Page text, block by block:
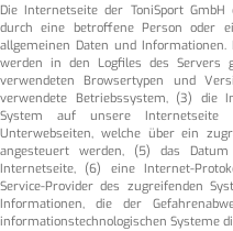
Die Internetseite der ToniSport
durch eine betroffene Person oder
allgemeinen Daten und
werden in den Logfiles des Servers
verwendeten Browsertypen und
verwendete Betriebssystem, (3) die
System auf unsere Internetseite
Unterwebseiten, welche über ein
angesteuert werden, (5) das
Internetseite, (6) eine Internet-
Service-Provider des zugreifenden
Informationen, die der
informationstechnologischen Systeme